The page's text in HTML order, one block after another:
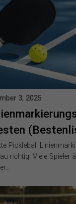
3, 2025
Pickleball
richtig! Viele Spieler